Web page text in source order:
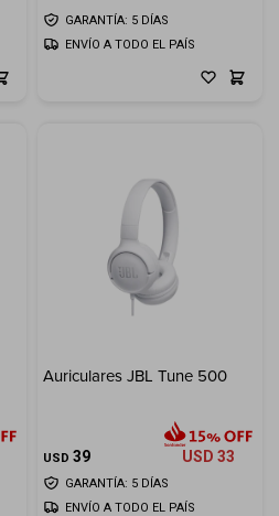
GARANTÍA: 5 DÍAS
ENVÍO A TODO EL PAÍS
Auriculares JBL Tune 500
USD 39 USD 33
GARANTÍA: 5 DÍAS
ENVÍO A TODO EL PAÍS